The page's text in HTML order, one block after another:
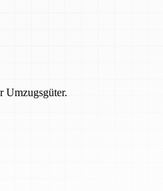
Umzugsgüter.